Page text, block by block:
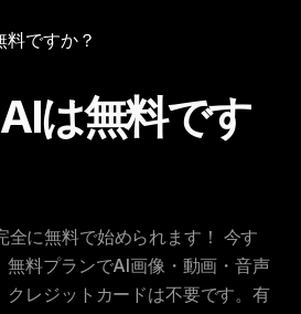
ですか？
は無料です
に無料で始められます！ 今す
無料プランでAI画像・動画・音声
クレジットカードは不要です。有